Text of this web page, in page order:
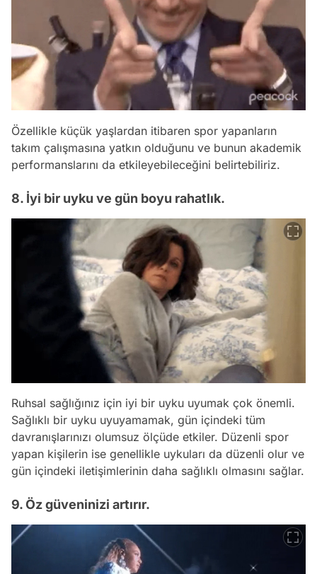
Özellikle küçük yaşlardan itibaren spor yapanların
takım çalışmasına yatkın olduğunu ve bunun akademik
performanslarını da etkileyebileceğini belirtebiliriz.
8. İyi bir uyku ve gün boyu rahatlık.
Ruhsal sağlığınız için iyi bir uyku uyumak çok önemli.
Sağlıklı bir uyku uyuyamamak, gün içindeki tüm
davranışlarınızı olumsuz ölçüde etkiler. Düzenli spor
yapan kişilerin ise genellikle uykuları da düzenli olur ve
gün içindeki iletişimlerinin daha sağlıklı olmasını sağlar.
9. Öz güveninizi artırır.